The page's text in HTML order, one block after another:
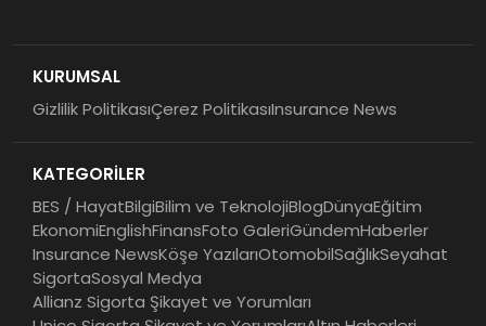
KURUMSAL
Gizlilik PolitikasıÇerez PolitikasıInsurance News
KATEGORİLER
BES / HayatBilgiBilim ve TeknolojiBlogDünyaEğitim
EkonomiEnglishFinansFoto GaleriGündemHaberler
Insurance NewsKöşe YazılarıOtomobilSağlıkSeyahat
SigortaSosyal Medya
Allianz Sigorta Şikayet ve Yorumları